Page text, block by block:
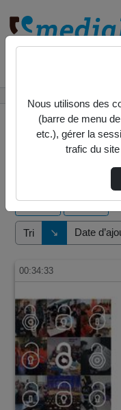
1 vidéo
Tri ↘
Direction de tri
00:34:33
Nous utilisons des
(barre de menu
etc.), gérer la
trafic du